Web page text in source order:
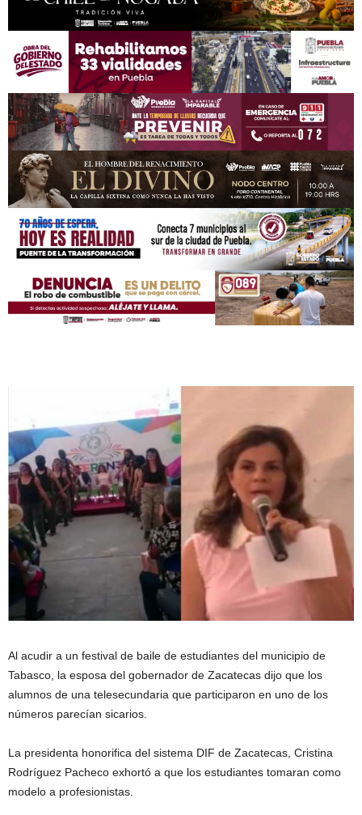
Al acudir a un festival de baile de estudiantes del municipio de
Tabasco, la esposa del gobernador de Zacatecas dijo que los
alumnos de una telesecundaria que participaron en uno de los
números parecían sicarios.
La presidenta honorifica del sistema DIF de Zacatecas, Cristina
Rodríguez Pacheco exhortó a que los estudiantes tomaran como
modelo a profesionistas.